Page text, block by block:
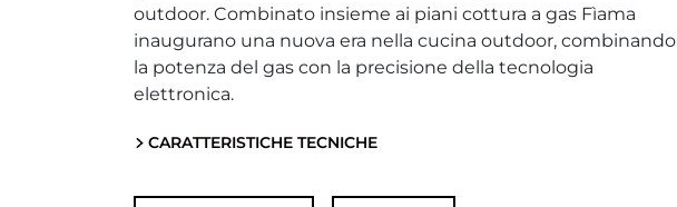
outdoor. Combinato insieme ai piani cottura a gas Fìama
inaugurano una nuova era nella cucina outdoor, combinando
la potenza del gas con la precisione della tecnologia
elettronica.
CARATTERISTICHE TECNICHE